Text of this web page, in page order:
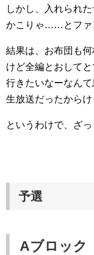
しかし、入れられ
かこりゃ……とファ
結果は、お布団も
けど全編とおして
行きたいなーなんて
生放送だったからけ
というわけで、ざ
予選
Aブロック